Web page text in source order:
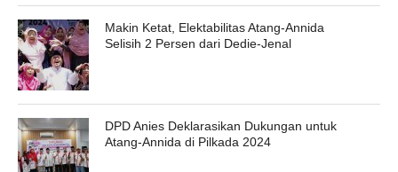
Makin Ketat, Elektabilitas Atang-Annida
Selisih 2 Persen dari Dedie-Jenal
DPD Anies Deklarasikan Dukungan untuk
Atang-Annida di Pilkada 2024